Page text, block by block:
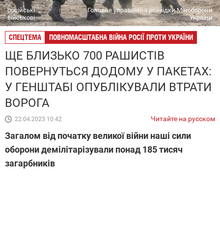
російські
військові
Головне управління розвідки Міноборони
України
СПЕЦТЕМА ПОВНОМАСШТАБНА ВІЙНА РОСІЇ ПРОТИ УКРАЇНИ
ЩЕ БЛИЗЬКО 700 РАШИСТІВ
ПОВЕРНУТЬСЯ ДОДОМУ У ПАКЕТАХ:
У ГЕНШТАБІ ОПУБЛІКУВАЛИ ВТРАТИ
ВОРОГА
22.04.2023 10:42 Читайте на русском
Загалом від початку великої війни наші сили
оборони демілітарізували понад 185 тисяч
загарбників